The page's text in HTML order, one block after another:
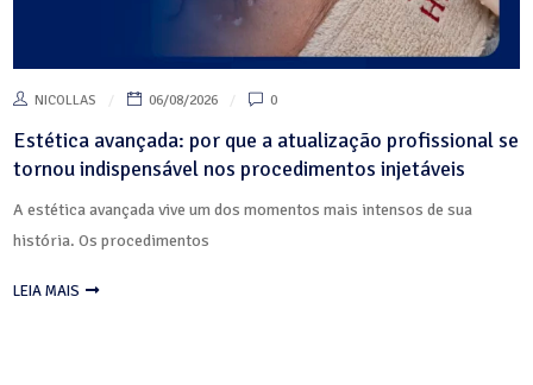
NICOLLAS 06/08/2026 0
Estética avançada: por que a atualização profissional se
tornou indispensável nos procedimentos injetáveis
A estética avançada vive um dos momentos mais intensos de sua
história. Os procedimentos
LEIA MAIS